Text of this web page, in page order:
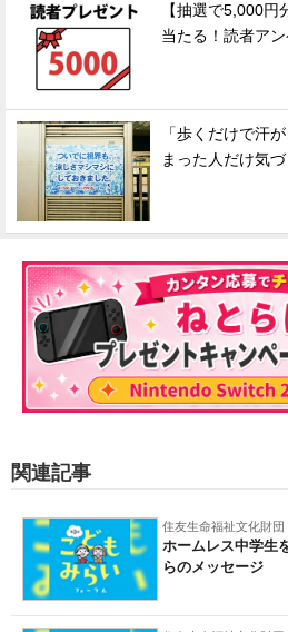
【抽選で5,000
当たる！読者ア
「歩くだけで汗
まった人だけ気
関連記事
住友生命福祉文化財団
ホームレス中学生
らのメッセージ